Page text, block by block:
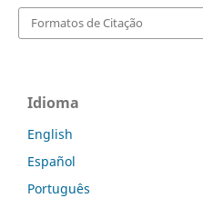
Formatos de Citação
Idioma
English
Español
Português